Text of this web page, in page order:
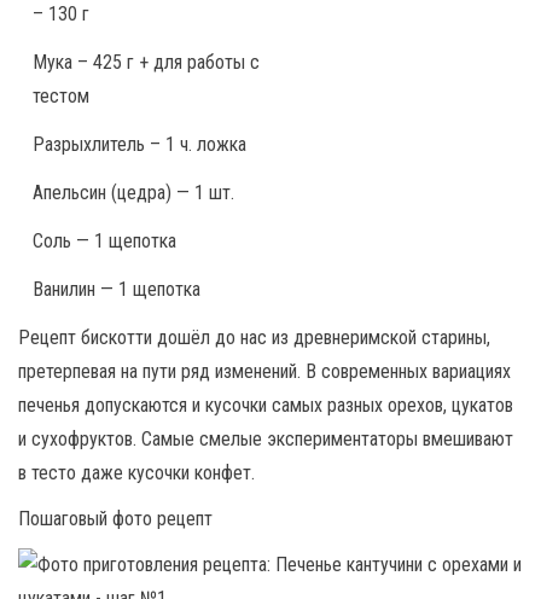
– 130 г
Мука – 425 г + для работы с
тестом
Разрыхлитель – 1 ч. ложка
Апельсин (цедра) — 1 шт.
Соль — 1 щепотка
Ванилин — 1 щепотка
Рецепт бискотти дошёл до нас из древнеримской старины,
претерпевая на пути ряд изменений. В современных вариациях
печенья допускаются и кусочки самых разных орехов, цукатов
и сухофруктов. Самые смелые экспериментаторы вмешивают
в тесто даже кусочки конфет.
Пошаговый фото рецепт